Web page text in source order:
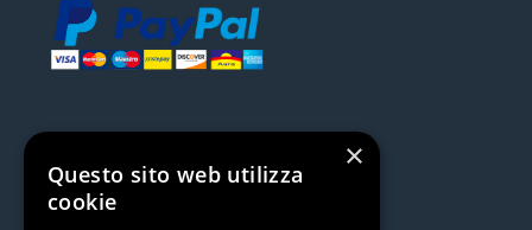
Be Social | Follow Us
×
Questo sito web utilizza
cookie